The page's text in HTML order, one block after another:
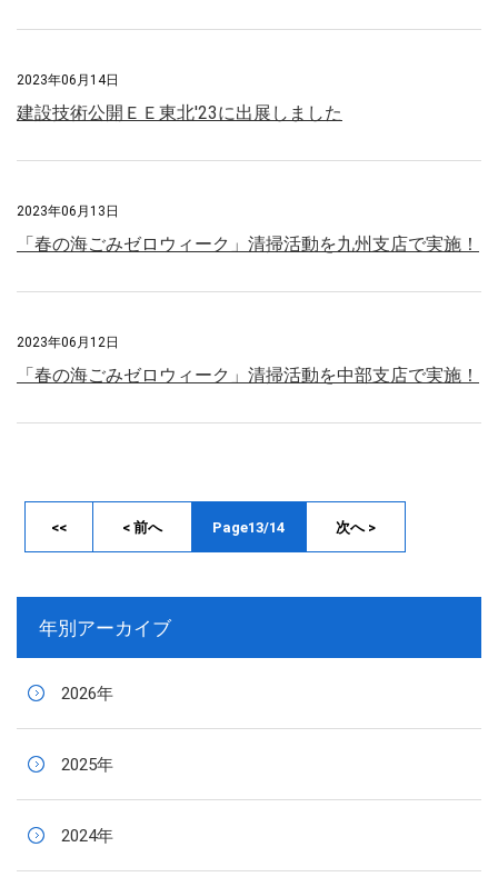
2023年06月14日
建設技術公開ＥＥ東北′23に出展しました
2023年06月13日
「春の海ごみゼロウィーク」清掃活動を九州支店で実施！
2023年06月12日
「春の海ごみゼロウィーク」清掃活動を中部支店で実施！
Page13/14
<< < 前へ 次へ >
年別アーカイブ
2026年
2025年
2024年